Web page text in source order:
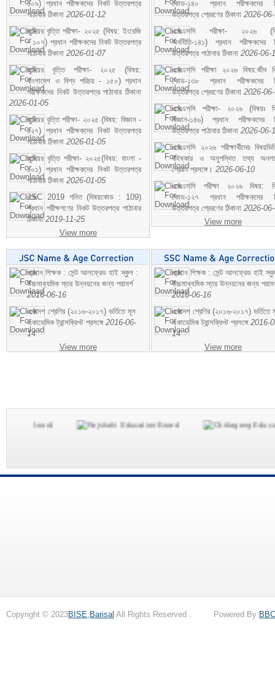
১০৯) প্রধান পরীক্ষকদের নিকট উত্তরপত্র
পাঠাবার ঠিকানা 2026-01-12
জুনিয়র বৃত্তি পরীক্ষা- ২০২৫ (বিষয়: ইংরেজি
- ১০৭) প্রধান পরীক্ষকদের নিকট উত্তরপত্র
পাঠাবার ঠিকানা 2026-01-07
জুনিয়র বৃত্তি পরীক্ষা- ২০২৫ (বিষয়:
বাংলাদেশ ও বিশ্ব পরিচয় - ১৫০) প্রধান
পরীক্ষকদের নিকট উত্তরপত্র পাঠাবার ঠিকানা
2026-01-05
জুনিয়র বৃত্তি পরীক্ষা- ২০২৫ (বিষয়: বিজ্ঞান -
১২৭) প্রধান পরীক্ষকদের নিকট উত্তরপত্র
পাঠাবার ঠিকানা 2026-01-05
জুনিয়র বৃত্তি পরীক্ষা- ২০২৫(বিষয়: বাংলা -
১০১) প্রধান পরীক্ষকদের নিকট উত্তরপত্র
পাঠাবার ঠিকানা 2026-01-05
JSC 2019 গনিত (বিষয়কোড : 109)
প্রধান পরীক্ষগণের নিকট উত্তরপত্র পাঠাবার
ঠিকানা2019-11-25
View more
কোড-১৪০ প্রধান পরীক্ষকদের
উত্তরপত্র প্রেরণের ঠিকানা 2026-
এসএসসি পরীক্ষা- ২০২৬
অর্থনীতি-১৪১) প্রধান পরীক্ষকদের
উত্তরপত্র পাঠাবার ঠিকানা 2026-06-
এসএসসি পরীক্ষা ২০২৬ বিষয়:জীব
কোড-১৩৮ প্রধান পরীক্ষকদের
উত্তরপত্র প্রেরণের ঠিকানা 2026-
এসএসসি পরীক্ষা- ২০২৬ (বিষয়ঃ
বিজ্ঞান-১৪৬) প্রধান পরীক্ষকদের
উত্তরপত্র পাঠাবার ঠিকানা 2026-06-
এসএসসি ২০২৬ পরীক্ষার্থীদের
বহিষ্কার ও অনুপস্থিত তথ্য
প্রেরণ প্রসঙ্গে। 2026-06-10
এসএসসি পরীক্ষা ২০২৬ বিষয়:
কোড-১২৭ প্রধান পরীক্ষকদের
উত্তরপত্র প্রেরণের ঠিকানা 2026-
View more
প্রধান শিক্ষক : সেন্ট আলফ্রেড হাই স্কুল :
উচ্চমাধ্যমিক স্তর উন্নয়নের জন্য পরামর্শ
2016-06-16
একাদশ শ্রেণির (২০১৬-২০১৭) ভর্তিতে মূল
একাডেমিক ট্রান্সক্রিপ্ট প্রসঙ্গে 2016-06-
14
View more
প্রধান শিক্ষক : সেন্ট আলফ্রেড হাই
উচ্চমাধ্যমিক স্তর উন্নয়নের জন্য
2016-06-16
একাদশ শ্রেণির (২০১৬-২০১৭) ভর্তিতে
একাডেমিক ট্রান্সক্রিপ্ট প্রসঙ্গে 2016-
14
View more
Copyright © 2023BISE,Barisal All Rights Reserved . Powered By